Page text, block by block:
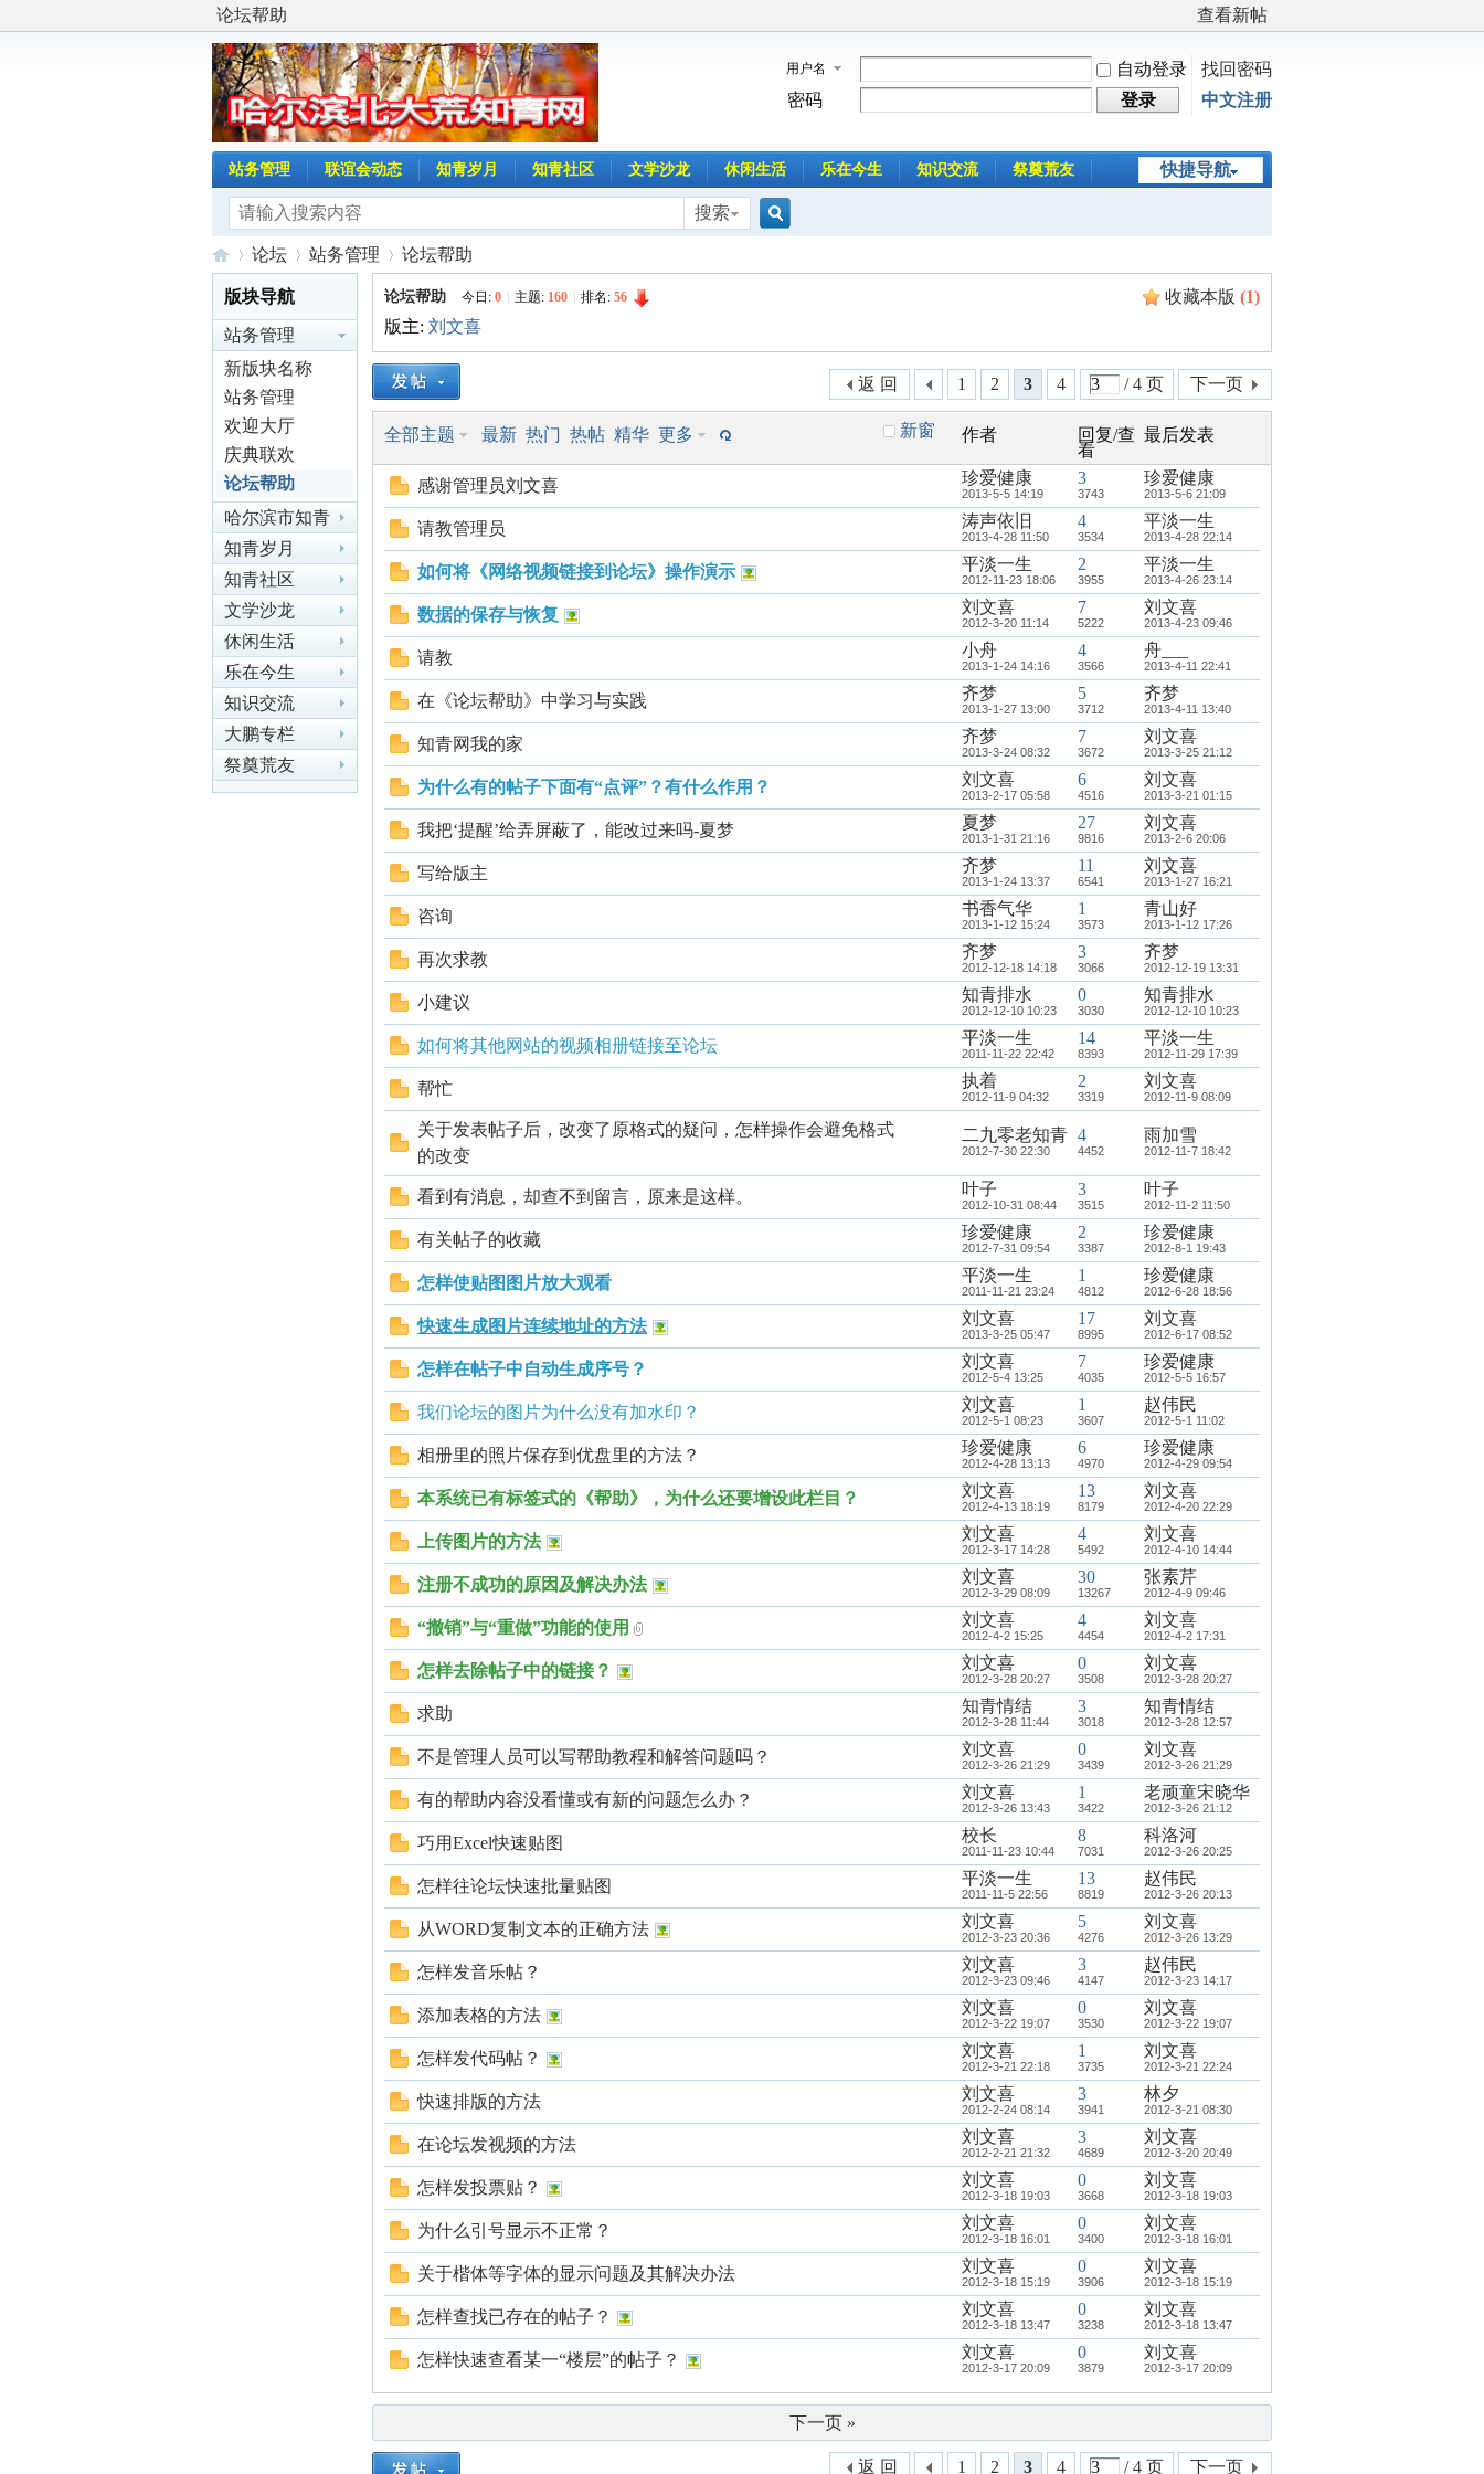
论坛帮助 查看新帖
用户名 自动登录
找回密码
密码
登录 中文注册
快捷导航
站务管理 联谊会动态 知青岁月 知青社区 文学沙龙 休闲生活 乐在今生 知识交流 祭奠荒友
搜索
哈
尔
滨
»
论坛
›
站务管理
›
论坛帮助
版块导航
站务管理
新版块名称
站务管理
欢迎大厅
庆典联欢
论坛帮助
哈尔滨市知青
联谊会动态
知青岁月
知青社区
文学沙龙
休闲生活
乐在今生
知识交流
大鹏专栏
祭奠荒友
收藏本版 (1)
论坛帮助 今日: 0 主题: 160 排名: 56
版主: 刘文喜
1 2 3 4 / 4 页 下一页
返 回
新窗
全部主题 最新 热门 热帖 精华 更多 作者
回复/查
看
最后发表
感谢管理员刘文喜 珍爱健康
2013-5-5 14:19
3
3743
珍爱健康
2013-5-6 21:09
请教管理员 涛声依旧
2013-4-28 11:50
4
3534
平淡一生
2013-4-28 22:14
如何将《网络视频链接到论坛》操作演示 平淡一生
2012-11-23 18:06
2
3955
平淡一生
2013-4-26 23:14
数据的保存与恢复 刘文喜
2012-3-20 11:14
7
5222
刘文喜
2013-4-23 09:46
请教 小舟
2013-1-24 14:16
4
3566
舟___
2013-4-11 22:41
在《论坛帮助》中学习与实践 齐梦
2013-1-27 13:00
5
3712
齐梦
2013-4-11 13:40
知青网我的家 齐梦
2013-3-24 08:32
7
3672
刘文喜
2013-3-25 21:12
为什么有的帖子下面有“点评”？有什么作用？ 刘文喜
2013-2-17 05:58
6
4516
刘文喜
2013-3-21 01:15
我把‘提醒’给弄屏蔽了，能改过来吗-夏梦 夏梦
2013-1-31 21:16
27
9816
刘文喜
2013-2-6 20:06
写给版主 齐梦
2013-1-24 13:37
11
6541
刘文喜
2013-1-27 16:21
咨询 书香气华
2013-1-12 15:24
1
3573
青山好
2013-1-12 17:26
再次求教 齐梦
2012-12-18 14:18
3
3066
齐梦
2012-12-19 13:31
小建议 知青排水
2012-12-10 10:23
0
3030
知青排水
2012-12-10 10:23
如何将其他网站的视频相册链接至论坛 平淡一生
2011-11-22 22:42
14
8393
平淡一生
2012-11-29 17:39
帮忙 执着
2012-11-9 04:32
2
3319
刘文喜
2012-11-9 08:09
关于发表帖子后，改变了原格式的疑问，怎样操作会避免格式
的改变
二九零老知青
2012-7-30 22:30
4
4452
雨加雪
2012-11-7 18:42
看到有消息，却查不到留言，原来是这样。 叶子
2012-10-31 08:44
3
3515
叶子
2012-11-2 11:50
有关帖子的收藏 珍爱健康
2012-7-31 09:54
2
3387
珍爱健康
2012-8-1 19:43
怎样使贴图图片放大观看 平淡一生
2011-11-21 23:24
1
4812
珍爱健康
2012-6-28 18:56
快速生成图片连续地址的方法 刘文喜
2013-3-25 05:47
17
8995
刘文喜
2012-6-17 08:52
怎样在帖子中自动生成序号？ 刘文喜
2012-5-4 13:25
7
4035
珍爱健康
2012-5-5 16:57
我们论坛的图片为什么没有加水印？ 刘文喜
2012-5-1 08:23
1
3607
赵伟民
2012-5-1 11:02
相册里的照片保存到优盘里的方法？ 珍爱健康
2012-4-28 13:13
6
4970
珍爱健康
2012-4-29 09:54
本系统已有标签式的《帮助》，为什么还要增设此栏目？ 刘文喜
2012-4-13 18:19
13
8179
刘文喜
2012-4-20 22:29
上传图片的方法 刘文喜
2012-3-17 14:28
4
5492
刘文喜
2012-4-10 14:44
注册不成功的原因及解决办法 刘文喜
2012-3-29 08:09
30
13267
张素芹
2012-4-9 09:46
“撤销”与“重做”功能的使用 刘文喜
2012-4-2 15:25
4
4454
刘文喜
2012-4-2 17:31
怎样去除帖子中的链接？ 刘文喜
2012-3-28 20:27
0
3508
刘文喜
2012-3-28 20:27
求助 知青情结
2012-3-28 11:44
3
3018
知青情结
2012-3-28 12:57
不是管理人员可以写帮助教程和解答问题吗？ 刘文喜
2012-3-26 21:29
0
3439
刘文喜
2012-3-26 21:29
有的帮助内容没看懂或有新的问题怎么办？ 刘文喜
2012-3-26 13:43
1
3422
老顽童宋晓华
2012-3-26 21:12
巧用Excel快速贴图 校长
2011-11-23 10:44
8
7031
科洛河
2012-3-26 20:25
怎样往论坛快速批量贴图 平淡一生
2011-11-5 22:56
13
8819
赵伟民
2012-3-26 20:13
从WORD复制文本的正确方法 刘文喜
2012-3-23 20:36
5
4276
刘文喜
2012-3-26 13:29
怎样发音乐帖？ 刘文喜
2012-3-23 09:46
3
4147
赵伟民
2012-3-23 14:17
添加表格的方法 刘文喜
2012-3-22 19:07
0
3530
刘文喜
2012-3-22 19:07
怎样发代码帖？ 刘文喜
2012-3-21 22:18
1
3735
刘文喜
2012-3-21 22:24
快速排版的方法 刘文喜
2012-2-24 08:14
3
3941
林夕
2012-3-21 08:30
在论坛发视频的方法 刘文喜
2012-2-21 21:32
3
4689
刘文喜
2012-3-20 20:49
怎样发投票贴？ 刘文喜
2012-3-18 19:03
0
3668
刘文喜
2012-3-18 19:03
为什么引号显示不正常？ 刘文喜
2012-3-18 16:01
0
3400
刘文喜
2012-3-18 16:01
关于楷体等字体的显示问题及其解决办法 刘文喜
2012-3-18 15:19
0
3906
刘文喜
2012-3-18 15:19
怎样查找已存在的帖子？ 刘文喜
2012-3-18 13:47
0
3238
刘文喜
2012-3-18 13:47
怎样快速查看某一“楼层”的帖子？ 刘文喜
2012-3-17 20:09
0
3879
刘文喜
2012-3-17 20:09
下一页 »
1 2 3 4 / 4 页 下一页
返 回